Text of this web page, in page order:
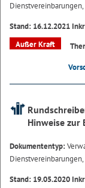
Stand: 16.12.2021
Außer Kraft
Hinweise
Dokumententyp:
Stand: 19.05.2020